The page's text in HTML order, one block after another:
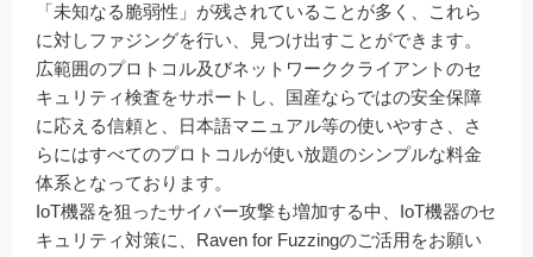
「未知なる脆弱性」が残されていることが多く、これら
に対しファジングを行い、見つけ出すことができます。
広範囲のプロトコル及びネットワーククライアントのセ
キュリティ検査をサポートし、国産ならではの安全保障
に応える信頼と、日本語マニュアル等の使いやすさ、さ
らにはすべてのプロトコルが使い放題のシンプルな料金
体系となっております。
IoT機器を狙ったサイバー攻撃も増加する中、 IoT機器のセ
キュリティ対策に、Raven for Fuzzingのご活用をお願い